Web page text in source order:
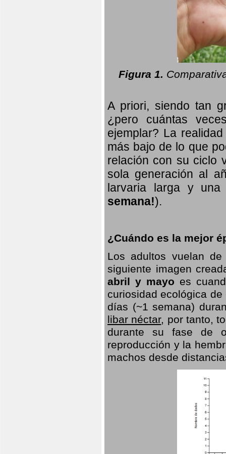
Figura 1.
A priori, siendo tan
¿pero cuántas
ejemplar? La
más bajo de lo que
relación con su ciclo
sola generación al
larvaria largay una
semana!).
¿Cuándo es la mejor
Los adultos vuelan
siguiente imagen
abril y mayo es
curiosidad ecológica
días (~1 semana)
libar néctar, por tanto,
durante su fase de
reproducción y la
machos desde